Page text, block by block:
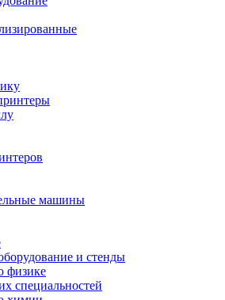
машины
и стенды
физике
специальностей